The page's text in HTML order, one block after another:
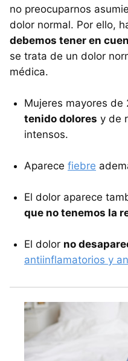
no preocuparnos
dolor normal. Por ello,
debemos tener en
se trata de un dolor
médica.
Mujeres mayores de
tenido dolores y de
intensos.
Aparece fiebre
El dolor aparece
que no tenemos la
El dolor no
antiinflamatorios y